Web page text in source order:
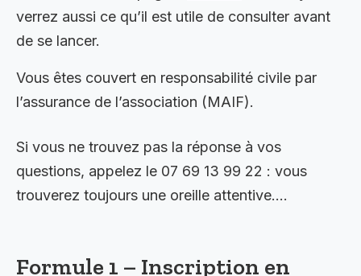
verrez aussi ce qu’il est utile de consulter avant
de se lancer.
Vous êtes couvert en responsabilité civile par
l’assurance de l’association (MAIF).
Si vous ne trouvez pas la réponse à vos
questions, appelez le 07 69 13 99 22 : vous
trouverez toujours une oreille attentive….
Formule 1 – Inscription en